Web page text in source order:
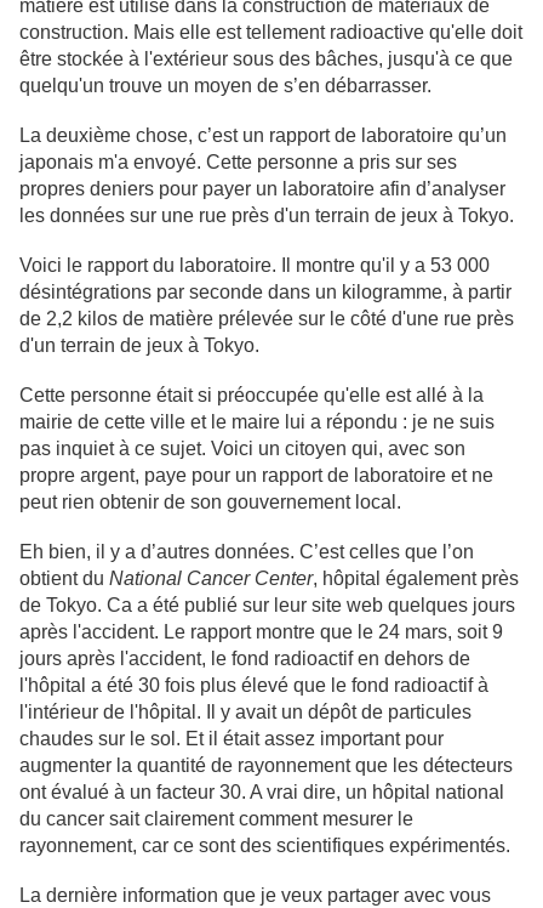
matière est utilisé dans la construction de matériaux de
construction. Mais elle est tellement radioactive qu'elle doit
être stockée à l'extérieur sous des bâches, jusqu'à ce que
quelqu'un trouve un moyen de s’en débarrasser.
La deuxième chose, c’est un rapport de laboratoire qu’un
japonais m'a envoyé. Cette personne a pris sur ses
propres deniers pour payer un laboratoire afin d’analyser
les données sur une rue près d'un terrain de jeux à Tokyo.
Voici le rapport du laboratoire. Il montre qu'il y a 53 000
désintégrations par seconde dans un kilogramme, à partir
de 2,2 kilos de matière prélevée sur le côté d'une rue près
d'un terrain de jeux à Tokyo.
Cette personne était si préoccupée qu'elle est allé à la
mairie de cette ville et le maire lui a répondu : je ne suis
pas inquiet à ce sujet. Voici un citoyen qui, avec son
propre argent, paye pour un rapport de laboratoire et ne
peut rien obtenir de son gouvernement local.
Eh bien, il y a d’autres données. C’est celles que l’on
obtient du National Cancer Center, hôpital également près
de Tokyo. Ca a été publié sur leur site web quelques jours
après l'accident. Le rapport montre que le 24 mars, soit 9
jours après l'accident, le fond radioactif en dehors de
l'hôpital a été 30 fois plus élevé que le fond radioactif à
l'intérieur de l'hôpital. Il y avait un dépôt de particules
chaudes sur le sol. Et il était assez important pour
augmenter la quantité de rayonnement que les détecteurs
ont évalué à un facteur 30. A vrai dire, un hôpital national
du cancer sait clairement comment mesurer le
rayonnement, car ce sont des scientifiques expérimentés.
La dernière information que je veux partager avec vous